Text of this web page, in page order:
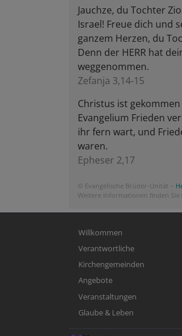
Jauchze, du Tochter
Israel! Freue dich und
ganzem Herzen, du
Denn der HERR hat
weggenommen.
Zefanja 3,14-15
Christus ist
Evangelium Frieden
ihr fern wart, und
waren.
Epheser 2,17
© Evangelische Brüder-Unität –
Weitere Informationen finden Sie
Hauptnavigation
Willkommen
Verantwortliche
Kirchengemeinden
Angebote
Veranstaltungen
Glaube & Leben